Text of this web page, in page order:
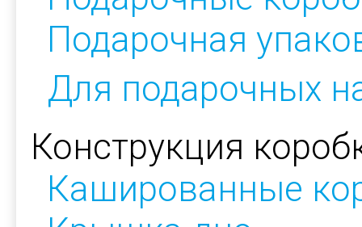
Подарочная
Для подарочных
Конструкция
Кашированные